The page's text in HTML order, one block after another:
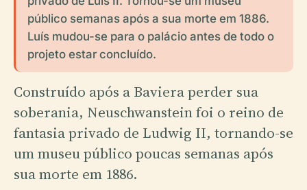
público semanas após a sua morte em 1886.
Luís mudou-se para o palácio antes de todo o
projeto estar concluído.
Construído após a Baviera perder sua
soberania, Neuschwanstein foi o reino de
fantasia privado de Ludwig II, tornando-se
um museu público poucas semanas após
sua morte em 1886.